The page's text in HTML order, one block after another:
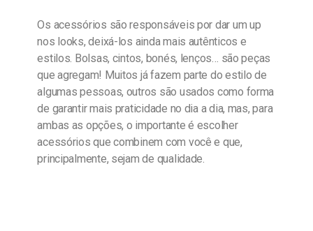
Os acessórios são responsáveis por dar um up
nos looks, deixá-los ainda mais autênticos e
estilos. Bolsas, cintos, bonés, lenços… são peças
que agregam! Muitos já fazem parte do estilo de
algumas pessoas, outros são usados como forma
de garantir mais praticidade no dia a dia, mas, para
ambas as opções, o importante é escolher
acessórios que combinem com você e que,
principalmente, sejam de qualidade.